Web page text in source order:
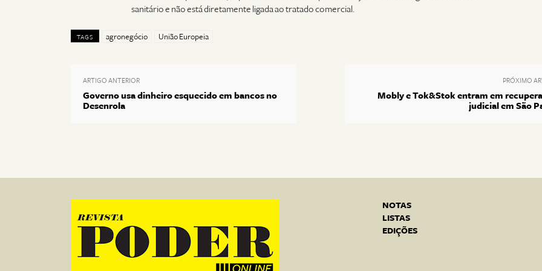
sanitário e não está diretamente ligada ao tratado comercial.
TAGS agronegócio União Europeia
ARTIGO ANTERIOR
Governo usa dinheiro esquecido em bancos no
Desenrola
PRÓXIMO
Mobly e Tok&Stok entram em
judicial em São
NOTAS
LISTAS
EDIÇÕES